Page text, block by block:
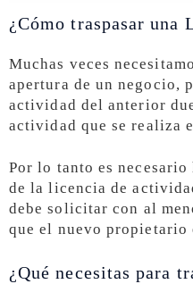
¿Cómo traspasar una
Muchas veces
apertura de un negocio,
actividad del anterior
actividad que se realiza
Por lo tanto es
de la licencia de
debe solicitar con al
que el nuevo propietario
¿Qué necesitas para